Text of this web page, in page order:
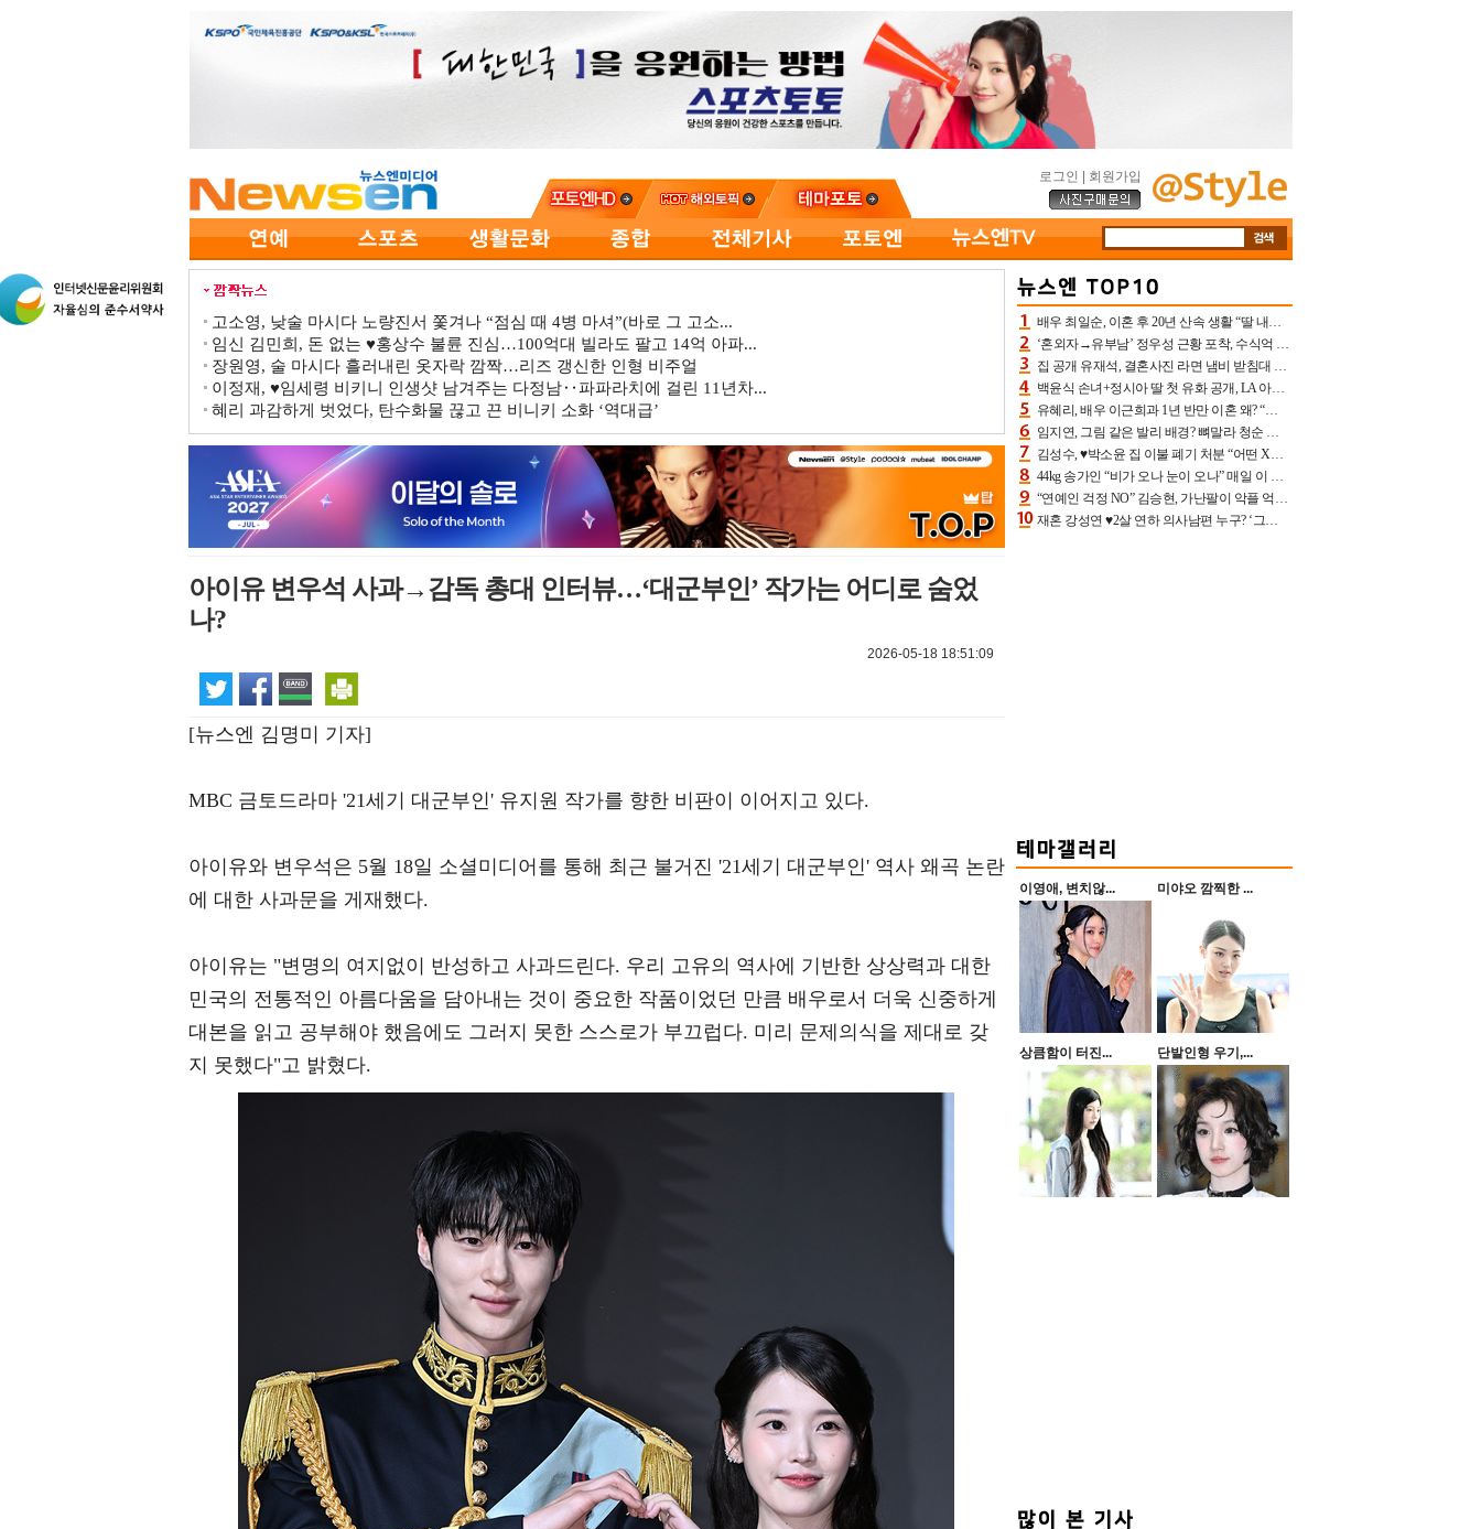
로그인 회원가입
고소영, 낮술 마시다 노량진서 쫓겨나 “점심 때 4병 마셔”(바로 그 고소...
임신 김민희, 돈 없는 ♥홍상수 불륜 진심…100억대 빌라도 팔고 14억 아파...
장원영, 술 마시다 흘러내린 옷자락 깜짝…리즈 갱신한 인형 비주얼
이정재, ♥임세령 비키니 인생샷 남겨주는 다정남‥파파라치에 걸린 11년차...
혜리 과감하게 벗었다, 탄수화물 끊고 끈 비니키 소화 ‘역대급’
아이유 변우석 사과→감독 총대 인터뷰…‘대군부인’ 작가는 어디로 숨었
나?
2026-05-18 18:51:09
[뉴스엔 김명미 기자]
MBC 금토드라마 '21세기 대군부인' 유지원 작가를 향한 비판이 이어지고 있다.
아이유와 변우석은 5월 18일 소셜미디어를 통해 최근 불거진 '21세기 대군부인' 역사 왜곡 논란
에 대한 사과문을 게재했다.
아이유는 "변명의 여지없이 반성하고 사과드린다. 우리 고유의 역사에 기반한 상상력과 대한
민국의 전통적인 아름다움을 담아내는 것이 중요한 작품이었던 만큼 배우로서 더욱 신중하게
대본을 읽고 공부해야 했음에도 그러지 못한 스스로가 부끄럽다. 미리 문제의식을 제대로 갖
지 못했다"고 밝혔다.
배우 최일순, 이혼 후 20년 산속 생활 “딸 내가 버렸다고 원망‥맘 아파”(특종)[어제TV]
‘혼외자→유부남’ 정우성 근황 포착, 수식억 해킹 피해 후배 만났다 “존경하는”
집 공개 유재석, 결혼사진 라면 냄비 받침대 되고 분노‥가족사진도 피해(놀뭐)[어제TV]
백윤식 손녀+정시아 딸 첫 유화 공개, LA 아트쇼→서울국제조각페스타 작가다운 수준급 실력
유혜리, 배우 이근희과 1년 반만 이혼 왜? “식칼 꽂고 의자 던져” 충격 폭로(특종)[어제TV]
임지연, 그림 같은 발리 배경? 뼈말라 청순 비키니 핏에 상대 안 되네
김성수, ♥박소윤 집 이불 폐기 처분 “어떤 X이랑 썼을지 몰라” 질투(신랑수업2)[어제TV]
44kg 송가인 “비가 오나 눈이 오나” 매일 이 운동, 허벅지 근육량 상승+체지방 감소
“연예인 걱정 NO” 김승현, 가난팔이 악플 억울할만‥아내+딸과 日 여행
재혼 강성연 ♥2살 연하 의사남편 누구? ‘그알’ 자문의에 훈남 비주얼 초엘리트 스펙 [종합]
이영애, 변치않... 미야오 깜찍한 ...
상큼함이 터진... 단발인형 우기,...